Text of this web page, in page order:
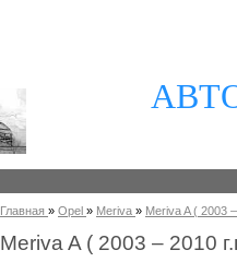
Главная » Opel » Meriva » Meriva A ( 2003
Meriva A ( 2003 – 2010